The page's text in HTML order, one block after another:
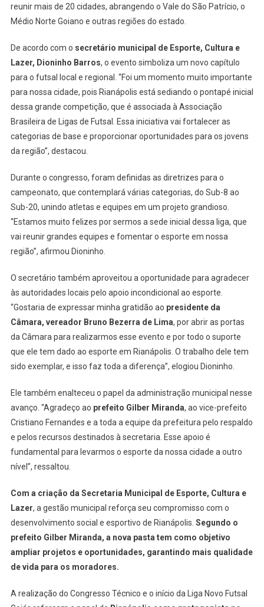
reunir mais de 20 cidades, abrangendo o Vale do São Patrício, o
Médio Norte Goiano e outras regiões do estado.
De acordo com o secretário municipal de Esporte, Cultura e
Lazer, Dioninho Barros, o evento simboliza um novo capítulo
para o futsal local e regional. “Foi um momento muito importante
para nossa cidade, pois Rianápolis está sediando o pontapé inicial
dessa grande competição, que é associada à Associação
Brasileira de Ligas de Futsal. Essa iniciativa vai fortalecer as
categorias de base e proporcionar oportunidades para os jovens
da região”, destacou.
Durante o congresso, foram definidas as diretrizes para o
campeonato, que contemplará várias categorias, do Sub-8 ao
Sub-20, unindo atletas e equipes em um projeto grandioso.
“Estamos muito felizes por sermos a sede inicial dessa liga, que
vai reunir grandes equipes e fomentar o esporte em nossa
região”, afirmou Dioninho.
O secretário também aproveitou a oportunidade para agradecer
às autoridades locais pelo apoio incondicional ao esporte.
“Gostaria de expressar minha gratidão ao presidente da
Câmara, vereador Bruno Bezerra de Lima, por abrir as portas
da Câmara para realizarmos esse evento e por todo o suporte
que ele tem dado ao esporte em Rianápolis. O trabalho dele tem
sido exemplar, e isso faz toda a diferença”, elogiou Dioninho.
Ele também enalteceu o papel da administração municipal nesse
avanço. “Agradeço ao prefeito Gilber Miranda, ao vice-prefeito
Cristiano Fernandes e a toda a equipe da prefeitura pelo respaldo
e pelos recursos destinados à secretaria. Esse apoio é
fundamental para levarmos o esporte da nossa cidade a outro
nível”, ressaltou.
Com a criação da Secretaria Municipal de Esporte, Cultura e
Lazer, a gestão municipal reforça seu compromisso com o
desenvolvimento social e esportivo de Rianápolis. Segundo o
prefeito Gilber Miranda, a nova pasta tem como objetivo
ampliar projetos e oportunidades, garantindo mais qualidade
de vida para os moradores.
A realização do Congresso Técnico e o início da Liga Novo Futsal